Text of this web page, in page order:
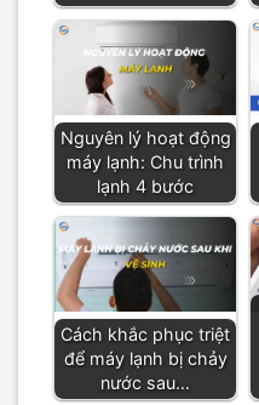
Nguyên lý hoạt động
máy lạnh: Chu trình
lạnh 4 bước
Cách khắc phục triệt
để máy lạnh bị chảy
nước sau…